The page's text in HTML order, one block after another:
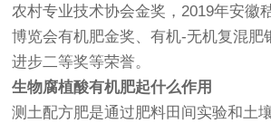
农村专业技术协会金奖，2019年安徽
博览会有机肥金奖、有机-无机复混肥
进步二等奖等荣誉。
生物腐植酸有机肥起什么作用
测土配方肥是通过肥料田间实验和土